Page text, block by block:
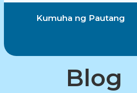
Kumuha ng Pautang
Blog